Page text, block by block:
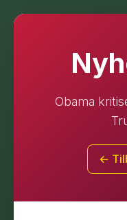
Obama
←